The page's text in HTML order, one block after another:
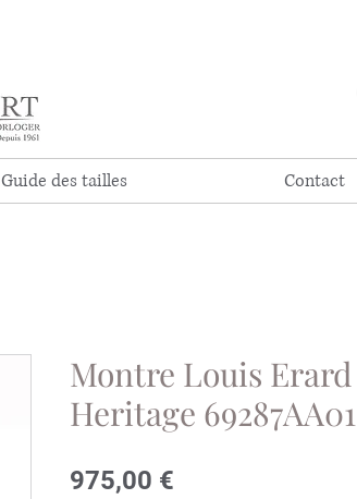
Guide des tailles Contact
Montre Louis Erard
Heritage 69287AA01
975,00 €